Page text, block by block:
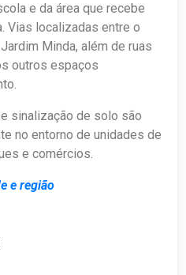
e da área que recebe
Vias localizadas entre o
Minda, além de ruas
outros espaços
sinalização de solo são
no entorno de unidades de
e comércios.
e região